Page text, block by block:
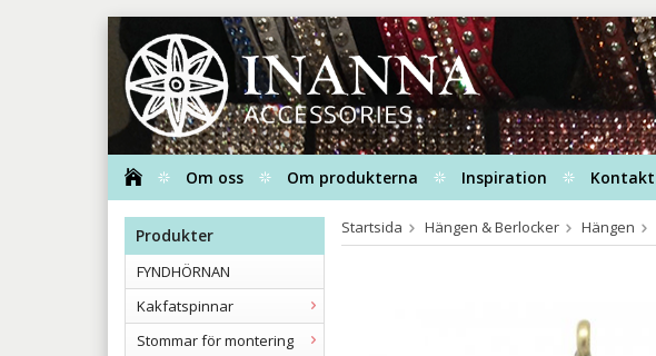
Om oss Om produkterna Inspiration Kontakt
Produkter
FYNDHÖRNAN
Kakfatspinnar
Stommar för montering
Startsida Hängen & Berlocker Hängen